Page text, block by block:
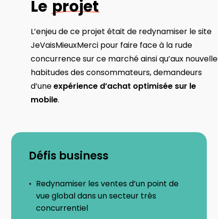
Le projet
L’enjeu de ce projet était de redynamiser le site
JeVaisMieuxMerci pour faire face à la rude
concurrence sur ce marché ainsi qu’aux
habitudes des consommateurs, demandeurs
d’uneexpérience d’achat optimisée sur le
mobile.
Défis business
Redynamiser les ventes d’un point de
vue global dans un secteur très
concurrentiel